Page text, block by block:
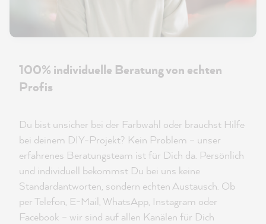
100% individuelle Beratung von echten
Profis
Du bist unsicher bei der Farbwahl oder brauchst Hilfe
bei deinem DIY-Projekt? Kein Problem – unser
erfahrenes Beratungsteam ist für Dich da. Persönlich
und individuell bekommst Du bei uns keine
Standardantworten, sondern echten Austausch. Ob
per Telefon, E-Mail, WhatsApp, Instagram oder
Facebook – wir sind auf allen Kanälen für Dich